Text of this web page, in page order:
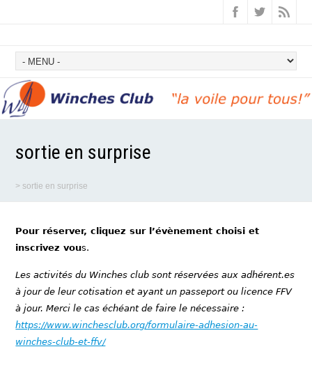
sortie en surprise
> sortie en surprise
Pour réserver, cliquez sur l’évènement choisi et
inscrivez vous.
Les activités du Winches club sont réservées aux adhérent.es
à jour de leur cotisation et ayant un passeport ou licence FFV
à jour. Merci le cas échéant de faire le nécessaire :
https://www.winchesclub.org/formulaire-adhesion-au-
winches-club-et-ffv/